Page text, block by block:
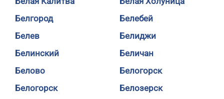
Белгород
Белебей
Белев
Белиджи
Белинский
Беличан
Белово
Белогорск
Белогорск
Белозерск